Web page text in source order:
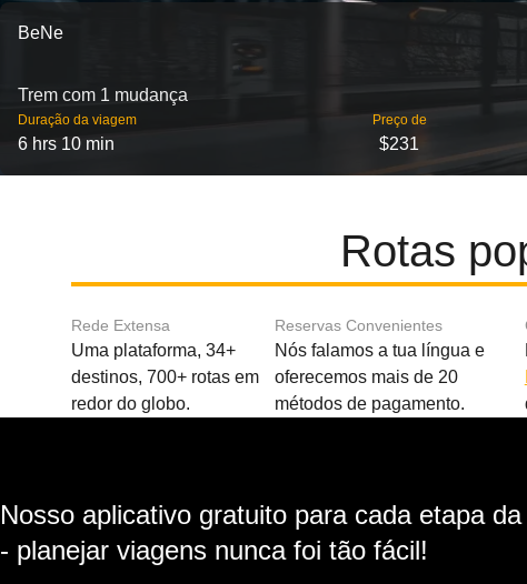
BeNe
Trem com 1 mudança
Duração da viagem
6 hrs 10 min
Preço de
$231
Rotas
Rede Extensa
Uma plataforma, 34+
destinos, 700+ rotas em
redor do globo.
Reservas Convenientes
Nós falamos a tua língua e
oferecemos mais de 20
métodos de pagamento.
Nosso aplicativo gratuito para cada etapa
- planejar viagens nunca foi tão fácil!